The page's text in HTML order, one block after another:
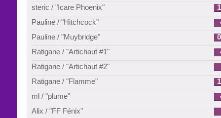
steric / "Icare Phoenix"
1
Pauline / "Hitchcock"
Pauline / "Muybridge"
0
Ratigane / "Artichaut #1"
Ratigane / "Artichaut #2"
Ratigane / "Flamme"
1
ml / "plume"
Alix / "FF Fénix"